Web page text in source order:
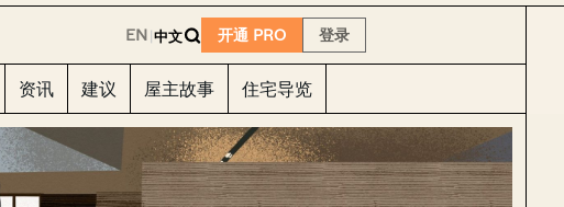
EN|中文 开通 PRO 登录
资讯 建议 屋主故事 住宅导览